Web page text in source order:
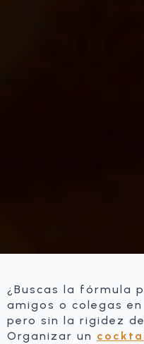
¿Buscas la fórmula
amigos o colegas
pero sin la rigidez
Organizar un